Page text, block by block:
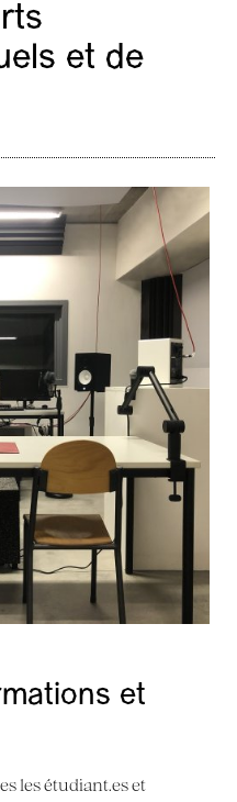
- communication de
du 10 juillet au
!
et de
et
les étudiant.es et